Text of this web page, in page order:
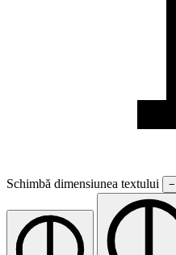
Schimbă dimensiunea textului −